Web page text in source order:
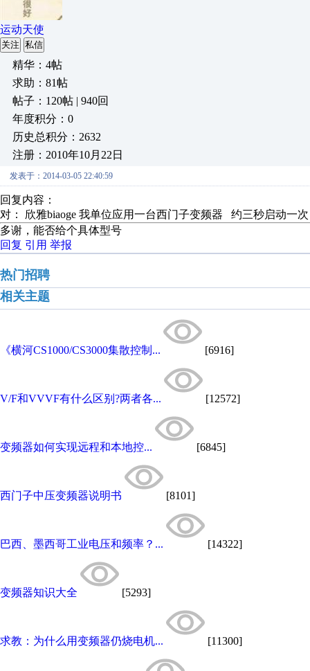
运动天使
关注 私信
精华：4帖
求助：81帖
帖子：120帖 | 940回
年度积分：0
历史总积分：2632
注册：2010年10月22日
发表于：2014-03-05 22:40:59
回复内容：
对： 欣雅biaoge 我单位应用一台西门子变频器 约三秒启动一
多谢，能否给个具体型号
回复 引用 举报
热门招聘
相关主题
《横河CS1000/CS3000集散控制... [6916]
V/F和VVVF有什么区别?两者各... [12572]
变频器如何实现远程和本地控... [6845]
西门子中压变频器说明书 [8101]
巴西、墨西哥工业电压和频率？... [14322]
变频器知识大全 [5293]
求教：为什么用变频器仍烧电机... [11300]